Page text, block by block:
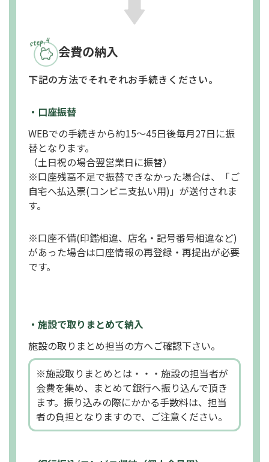
会費の納入
下記の方法でそれぞれお手続きください。
・口座振替
WEBでの手続きから約15～45日後毎月27日に振
替となります。
（土日祝の場合翌営業日に振替）
※口座残高不足で振替できなかった場合は、
「ご
自宅へ払込票(コンビニ支払い用)」が送付されま
す。
※口座不備(印鑑相違、店名・記号番号相違など)
があった場合は口座情報の再登録・再提出が必要
です。
・施設で取りまとめて納入
施設の取りまとめ担当の方へご確認下さい。
※施設取りまとめとは・・・施設の担当者が
会費を集め、まとめて銀行へ振り込んで頂き
ます。振り込みの際にかかる手数料は、 担当
者の負担となりますので、ご注意ください。